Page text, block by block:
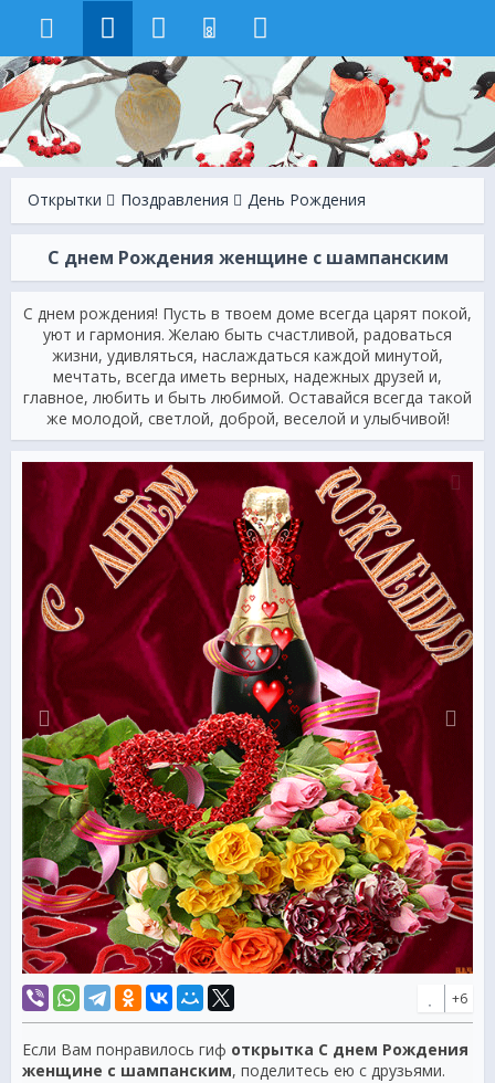
8
Открытки Поздравления День Рождения
С днем Рождения женщине с шампанским
С днем рождения! Пусть в твоем доме всегда царят покой,
уют и гармония. Желаю быть счастливой, радоваться
жизни, удивляться, наслаждаться каждой минутой,
мечтать, всегда иметь верных, надежных друзей и,
главное, любить и быть любимой. Оставайся всегда такой
же молодой, светлой, доброй, веселой и улыбчивой!
+6
Если Вам понравилось гиф открытка С днем Рождения
женщине с шампанским, поделитесь ею с друзьями.